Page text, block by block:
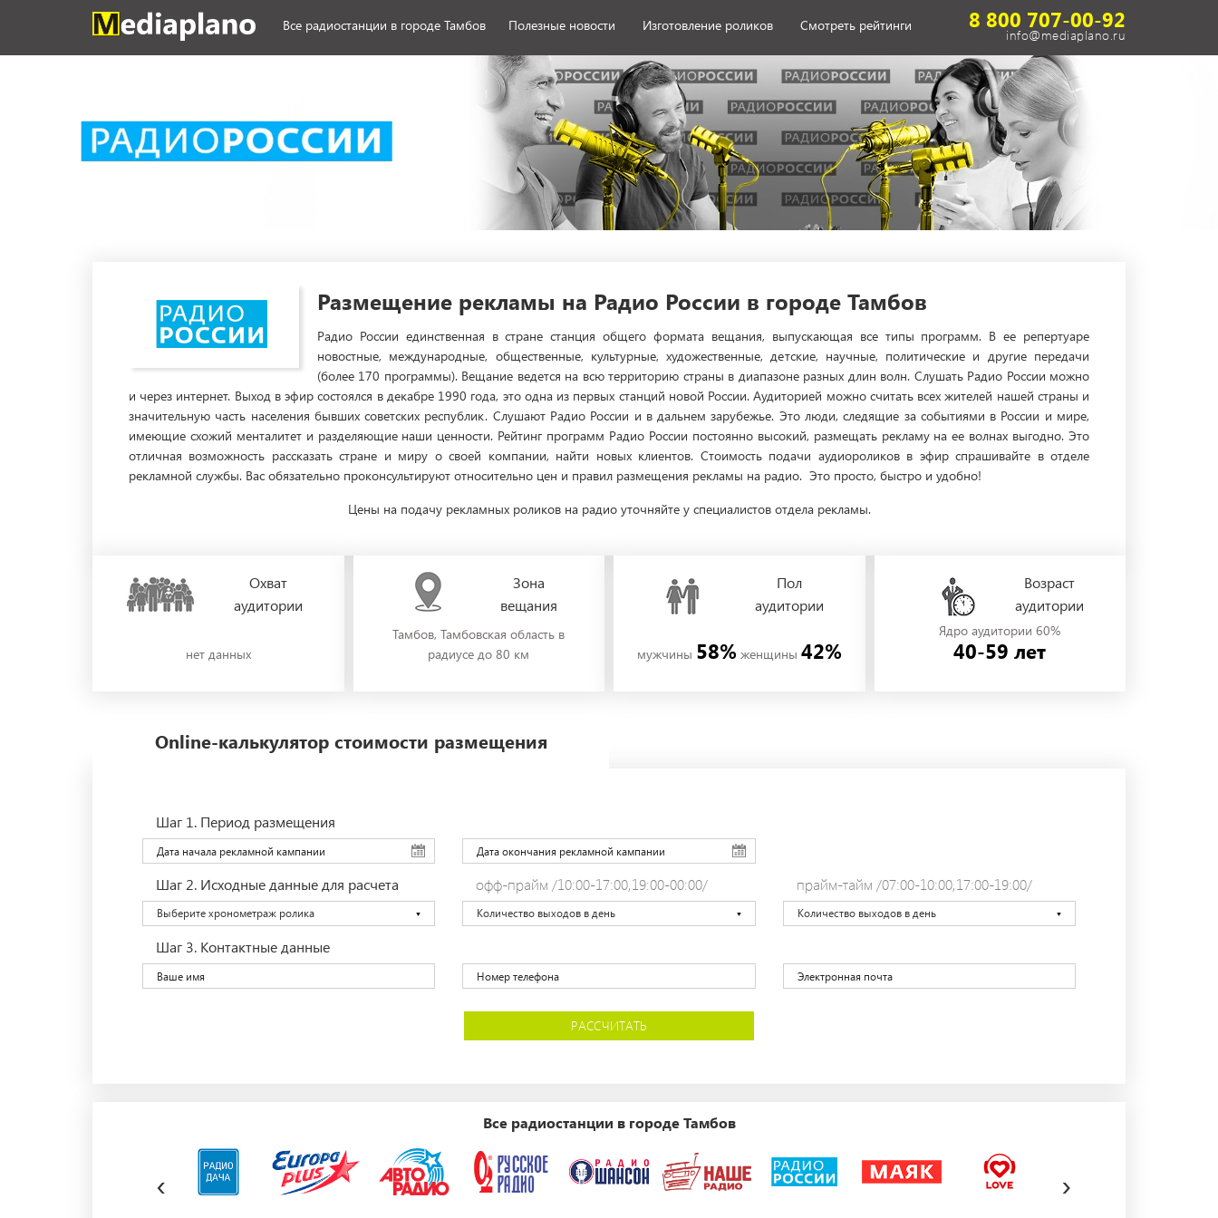
Все радиостанции в городе Тамбов Полезные новости Изготовление роликов Смотреть рейтинги 8 800 707-00-92
info@mediaplano.ru
Размещение рекламы на Радио России в городе Тамбов
Радио России единственная в стране станция общего формата вещания, выпускающая все типы программ. В ее репертуаре
новостные, международные, общественные, культурные, художественные, детские, научные, политические и другие передачи
(более 170 программы). Вещание ведется на всю территорию страны в диапазоне разных длин волн. Слушать Радио России можно
и через интернет. Выход в эфир состоялся в декабре 1990 года, это одна из первых станций новой России. Аудиторией можно считать всех жителей нашей страны и
значительную часть населения бывших советских республик. Слушают Радио России и в дальнем зарубежье. Это люди, следящие за событиями в России и мире,
имеющие схожий менталитет и разделяющие наши ценности. Рейтинг программ Радио России постоянно высокий, размещать рекламу на ее волнах выгодно. Это
отличная возможность рассказать стране и миру о своей компании, найти новых клиентов. Стоимость подачи аудиороликов в эфир спрашивайте в отделе
рекламной службы. Вас обязательно проконсультируют относительно цен и правил размещения рекламы на радио. Это просто, быстро и удобно!
Цены на подачу рекламных роликов на радио уточняйте у специалистов отдела рекламы.
Охват
аудитории
нет данных
Зона
вещания
Тамбов, Тамбовская область в
радиусе до 80 км
Пол
аудитории
мужчины 58% женщины 42%
Возраст
аудитории
Ядро аудитории 60%
40-59 лет
Online-калькулятор стоимости размещения
Шаг 1. Период размещения
Шаг 2. Исходные данные для расчета
Выберите хронометраж ролика
офф-прайм /10:00-17:00,19:00-00:00/
Количество выходов в день
прайм-тайм /07:00-10:00,17:00-19:00/
Количество выходов в день
Шаг 3. Контактные данные
РАССЧИТАТЬ
Все радиостанции в городе Тамбов
‹ ›